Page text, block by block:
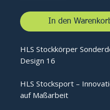
In den
HLS Stockkörper
Design 16
HLS Stocksport –
auf Maßarbeit